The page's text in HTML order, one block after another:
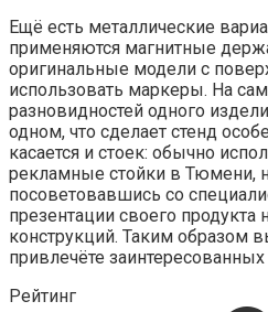
Ещё есть металлические
применяются магнитные
оригинальные модели с
использовать маркеры. На
разновидностей одного
одном, что сделает стенд
касается и стоек: обычно
рекламные стойки в Тюмени,
посоветовавшись со
презентации своего
конструкций. Таким образом
привлечёте
Рейтинг